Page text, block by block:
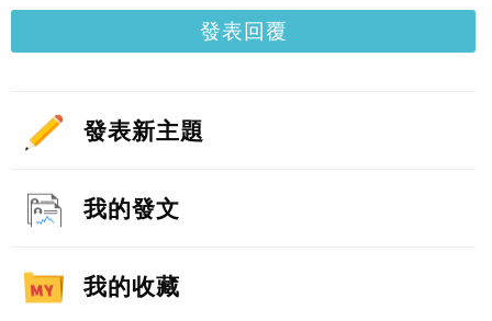
發表回覆
發表新主題
我的發文
我的收藏